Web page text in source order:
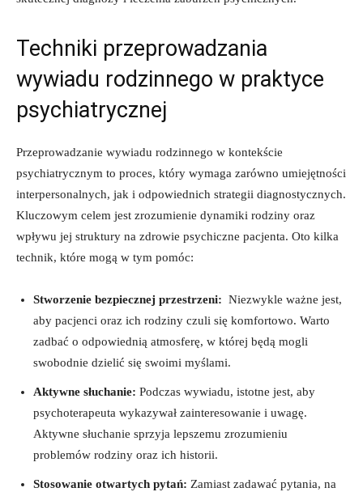
Techniki przeprowadzania
⁣wywiadu rodzinnego w praktyce
psychiatrycznej
Przeprowadzanie‌ wywiadu rodzinnego w⁢ kontekście‌
psychiatrycznym to proces, który wymaga zarówno umiejętności
interpersonalnych, jak i odpowiednich strategii diagnostycznych.
Kluczowym celem jest zrozumienie ‍dynamiki rodziny oraz
wpływu jej ⁢struktury na zdrowie⁣ psychiczne pacjenta. Oto kilka⁤
technik,‍ które mogą⁤ w⁢ tym pomóc:
Stworzenie bezpiecznej przestrzeni: ‌ Niezwykle ważne‌ jest,
aby pacjenci oraz ich rodziny czuli się komfortowo. Warto⁤
zadbać o odpowiednią⁤ atmosferę, ‌w której będą mogli
swobodnie dzielić się swoimi myślami.
Aktywne słuchanie: Podczas wywiadu, istotne jest,⁢ aby
psychoterapeuta‍ wykazywał zainteresowanie i uwagę.
Aktywne słuchanie sprzyja lepszemu zrozumieniu⁣
problemów rodziny oraz ich historii.
Stosowanie​ otwartych ‌pytań: ‍Zamiast ‍zadawać⁤ pytania, na